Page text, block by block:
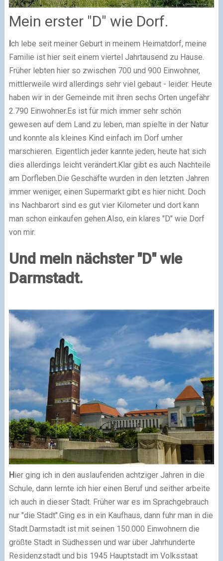
Mein erster "D" wie Dorf.
ch lebe seit meiner Geburt in meinem Heimatdorf, meine
Familie ist hier seit einem viertel Jahrtausend zu Hause.
Früher lebten hier so zwischen 700 und 900 Einwohner,
mittlerweile wird allerdings sehr viel gebaut - leider. Heute
haben wir in der Gemeinde mit ihren sechs Orten ungefähr
2.790 Einwohner. Es ist für mich immer sehr schön
gewesen auf dem Land zu leben, man spielte in der Natur
und konnte als kleines Kind einfach im Dorf umher
marschieren. Eigentlich jeder kannte jeden, heute hat sich
dies allerdings leicht verändert. Klar gibt es auch Nachteile
am Dorfleben. Die Geschäfte wurden in den letzten Jahren
immer weniger, einen Supermarkt gibt es hier nicht. Doch
ins Nachbarort sind es gut vier Kilometer und dort kann
man schon einkaufen gehen.Also, ein klares "D" wie Dorf
von mir.
Und mein nächster "D" wie
Darmstadt.
Hier ging ich in den auslaufenden achtziger Jahren in die
Schule, dann lernte ich hier einen Beruf und seither arbeite
ich auch in dieser Stadt. Früher war es im Sprachgebrauch
nur "die Stadt".Ging es in ein Kaufhaus, dann fuhr man in die
Stadt.Darmstadt ist mit seinen 150.000 Einwohnern die
größte Stadt in Südhessen und war über Jahrhunderte
Residenzstadt und bis 1945 Hauptstadt im Volksstaat